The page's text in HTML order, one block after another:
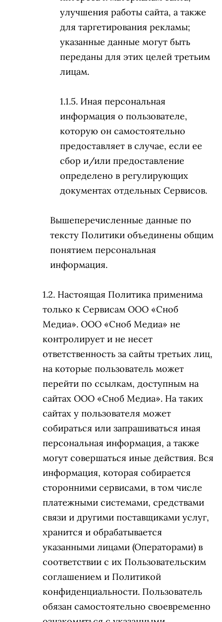
улучшения работы сайта, а также
для таргетирования рекламы;
указанные данные могут быть
переданы для этих целей третьим
лицам.
Иная персональная
информация о пользователе,
которую он самостоятельно
предоставляет в случае, если ее
сбор и/или предоставление
определено в регулирующих
документах отдельных Сервисов.
Вышеперечисленные данные по
тексту Политики объединены общим
понятием персональная
информация.
Настоящая Политика применима
только к Сервисам ООО «Сноб
Медиа». ООО «Сноб Медиа» не
контролирует и не несет
ответственность за сайты третьих лиц,
на которые пользователь может
перейти по ссылкам, доступным на
сайтах ООО «Сноб Медиа». На таких
сайтах у пользователя может
собираться или запрашиваться иная
персональная информация, а также
могут совершаться иные действия. Вся
информация, которая собирается
сторонними сервисами, в том числе
платежными системами, средствами
связи и другими поставщиками услуг,
хранится и обрабатывается
указанными лицами (Операторами) в
соответствии с их Пользовательским
соглашением и Политикой
конфиденциальности. Пользователь
обязан самостоятельно своевременно